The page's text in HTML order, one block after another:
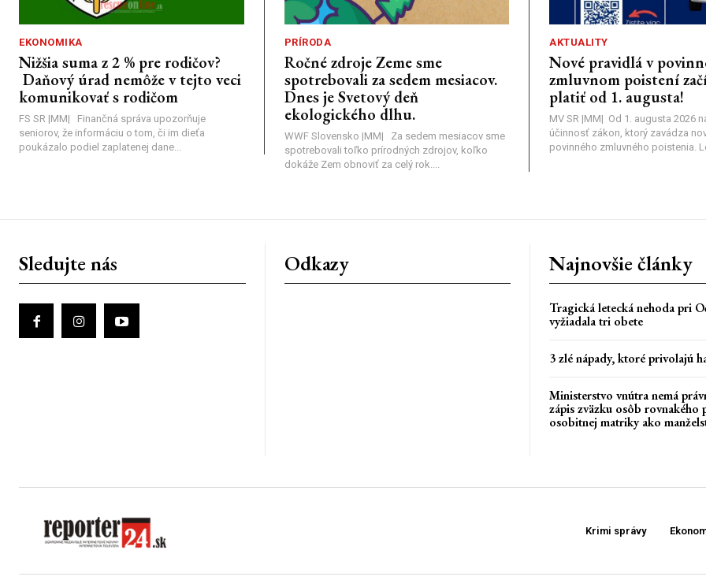
EKONOMIKA
Nižšia suma z 2 % pre rodičov?
Daňový úrad nemôže v tejto veci
komunikovať s rodičom
FS SR |MM| Finančná správa upozorňuje
seniorov, že informáciu o tom, či im dieťa
poukázalo podiel zaplatenej dane...
PRÍRODA
Ročné zdroje Zeme sme
spotrebovali za sedem mesiacov.
Dnes je Svetový deň
ekologického dlhu.
WWF Slovensko |MM| Za sedem mesiacov sme
spotrebovali toľko prírodných zdrojov, koľko
dokáže Zem obnoviť za celý rok....
AKTUALITY
Nové pravidlá v
zmluvnom poistení
platiť od 1. augusta!
MV SR |MM| Od 1. augusta 2026
účinnosť zákon, ktorý zavádza
povinného zmluvného poistenia.
Sledujte nás Odkazy Najnovšie články
Tragická letecká nehoda pri
vyžiadala tri obete
3 zlé nápady, ktoré privolajú
Ministerstvo vnútra nemá
zápis zväzku osôb rovnakého
osobitnej matriky ako
Krimi správy